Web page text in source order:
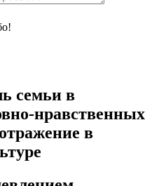
семьи в
нравственных
в